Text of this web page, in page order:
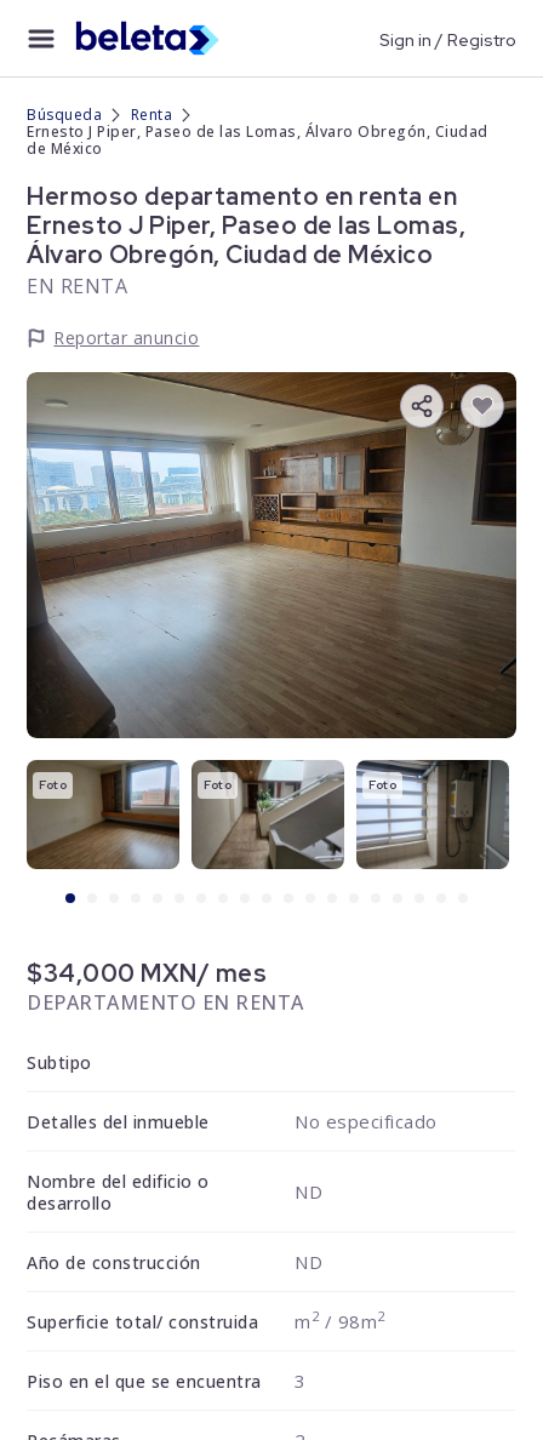
Sign in / Registro
Búsqueda
Renta
Ernesto J Piper, Paseo de las Lomas, Álvaro Obregón, Ciudad
de México
Hermoso departamento en renta en
Ernesto J Piper, Paseo de las Lomas,
Álvaro Obregón, Ciudad de México
EN RENTA
Reportar anuncio
Foto Foto Foto
$34,000 MXN/ mes
DEPARTAMENTO EN RENTA
Subtipo
Detalles del inmueble No especificado
Nombre del edificio o
desarrollo
ND
Año de construcción ND
Superficie total/ construida m 2/ 98m2
Piso en el que se encuentra 3